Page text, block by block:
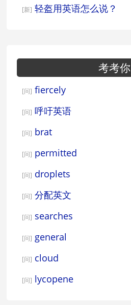
[新] 轻盔用英语怎么说？
考考你
[问] fiercely
[问] 呼吁英语
[问] brat
[问] permitted
[问] droplets
[问] 分配英文
[问] searches
[问] general
[问] cloud
[问] lycopene